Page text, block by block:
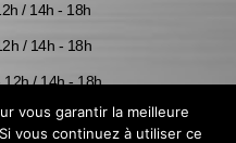
/ 14h - 18h
/ 14h - 18h
/ 14h - 18h
/ 14h - 18h
vous garantir la meilleure
vous continuez à utiliser ce